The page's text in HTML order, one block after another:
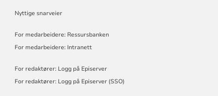
Nyttige snarveier
For medarbeidere: Ressursbanken
For medarbeidere: Intranett
For redaktører: Logg på Episerver
For redaktører: Logg på Episerver (SSO)